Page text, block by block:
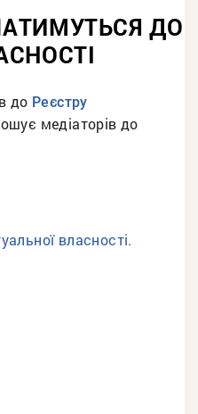
ДО
до Реєстру
медіаторів до
власності.